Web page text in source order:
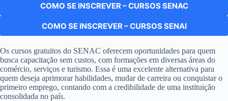
COMO SE INSCREVER – CURSOS SENAC
COMO SE INSCREVER – CURSOS SENAI
Os cursos gratuitos do SENAC oferecem oportunidades para quem
busca capacitação sem custos, com formações em diversas áreas do
comércio, serviços e turismo. Essa é uma excelente alternativa para
quem deseja aprimorar habilidades, mudar de carreira ou conquistar o
primeiro emprego, contando com a credibilidade de uma instituição
consolidada no país.